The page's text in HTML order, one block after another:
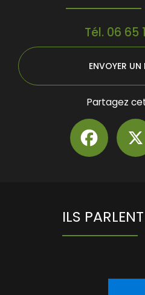
Tél. 06 65
ENVOYER UN
Partagez
ILS